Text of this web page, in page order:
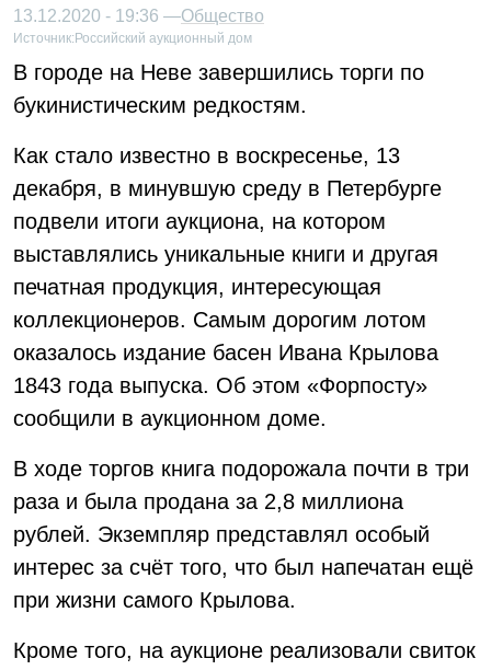
13.12.2020 - 19:36 —Общество
Источник: Российский аукционный дом
В городе на Неве завершились торги по
букинистическим редкостям.
Как стало известно в воскресенье, 13
декабря, в минувшую среду в Петербурге
подвели итоги аукциона, на котором
выставлялись уникальные книги и другая
печатная продукция, интересующая
коллекционеров. Самым дорогим лотом
оказалось издание басен Ивана Крылова
1843 года выпуска. Об этом «Форпосту»
сообщили в аукционном доме.
В ходе торгов книга подорожала почти в три
раза и была продана за 2,8 миллиона
рублей. Экземпляр представлял особый
интерес за счёт того, что был напечатан ещё
при жизни самого Крылова.
Кроме того, на аукционе реализовали свиток